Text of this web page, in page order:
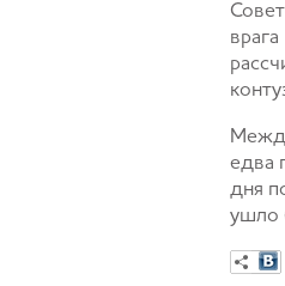
едва
дня
ушло